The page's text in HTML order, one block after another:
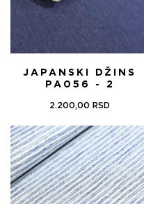
JAPANSKI DŽINS
PA056 - 2
2.200,00 RSD